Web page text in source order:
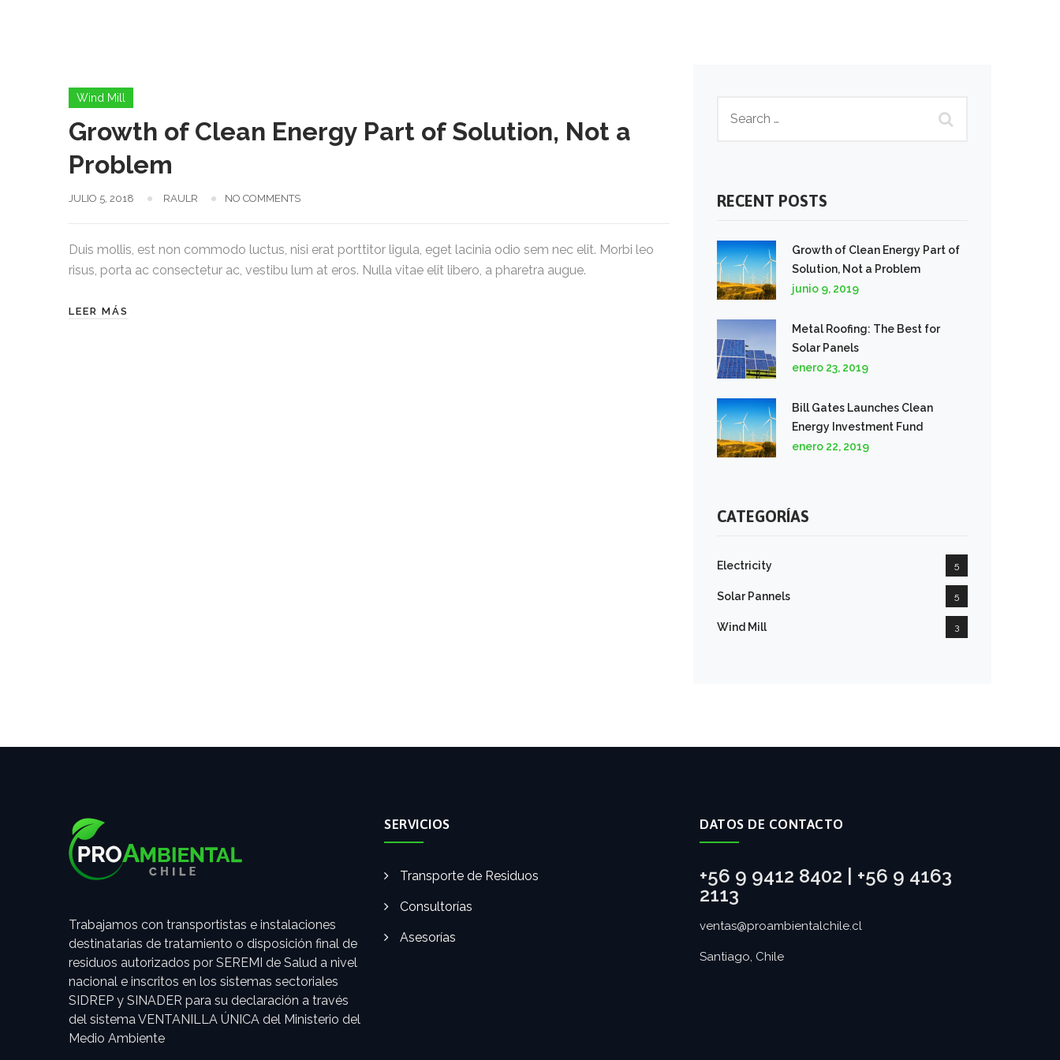
Wind Mill
Growth of Clean Energy Part of Solution, Not a
Problem
JULIO 5, 2018 RAULR NO COMMENTS
Duis mollis, est non commodo luctus, nisi erat porttitor ligula, eget lacinia odio sem nec elit. Morbi leo
risus, porta ac consectetur ac, vestibu lum at eros. Nulla vitae elit libero, a pharetra augue.
LEER MÁS
RECENT POSTS
Growth of Clean Energy Part of
Solution, Not a Problem
junio 9, 2019
Metal Roofing: The Best for
Solar Panels
enero 23, 2019
Bill Gates Launches Clean
Energy Investment Fund
enero 22, 2019
CATEGORÍAS
Electricity 5
Solar Pannels 5
Wind Mill 3
Trabajamos con transportistas e instalaciones
destinatarias de tratamiento o disposición final de
residuos autorizados por SEREMI de Salud a nivel
nacional e inscritos en los sistemas sectoriales
SIDREP y SINADER para su declaración a través
del sistema VENTANILLA ÚNICA del Ministerio del
Medio Ambiente
SERVICIOS
Transporte de Residuos
Consultorías
Asesorías
DATOS DE CONTACTO
+56 9 9412 8402 | +56 9 4163
2113
ventas@proambientalchile.cl
Santiago, Chile